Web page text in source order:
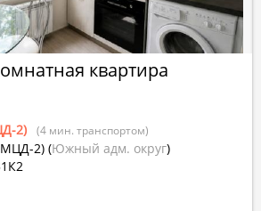
квартира
2) (4 мин. транспортом)
2) (Южный адм. округ)